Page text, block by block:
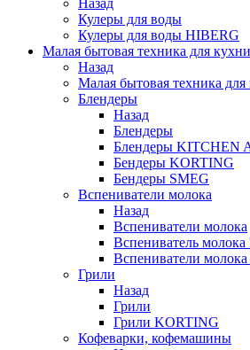
Назад
Кулеры для воды
Кулеры для воды HIBERG
Малая бытовая техника для кухни
Назад
Малая бытовая техника для
Блендеры
Назад
Блендеры
Блендеры KITCHEN
Бендеры KORTING
Бендеры SMEG
Вспениватели молока
Назад
Вспениватели молока
Вспениватель
Вспениватели
Грили
Назад
Грили
Грили KORTING
Кофеварки, кофемашины